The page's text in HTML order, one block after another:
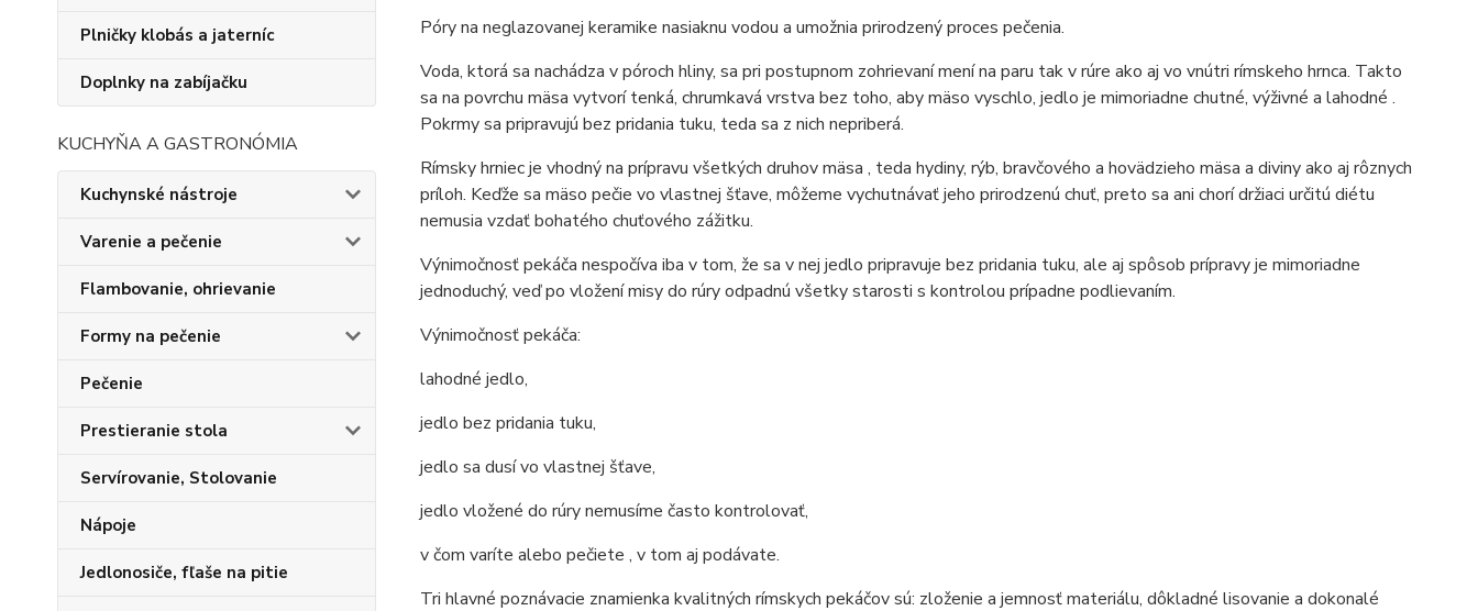
Plničky klobás a jaterníc
Doplnky na zabíjačku
KUCHYŇA A GASTRONÓMIA
Kuchynské nástroje
Varenie a pečenie
Flambovanie, ohrievanie
Formy na pečenie
Pečenie
Prestieranie stola
Servírovanie, Stolovanie
Nápoje
Jedlonosiče, fľaše na pitie
Póry na neglazovanej keramike nasiaknu vodou a umožnia prirodzený proces pečenia.
Voda, ktorá sa nachádza v póroch hliny, sa pri postupnom zohrievaní mení na paru tak v rúre ako aj vo vnútri rímskeho hrnca. Takto
sa na povrchu mäsa vytvorí tenká, chrumkavá vrstva bez toho, aby mäso vyschlo, jedlo je mimoriadne chutné, výživné a lahodné .
Pokrmy sa pripravujú bez pridania tuku, teda sa z nich nepriberá.
Rímsky hrniec je vhodný na prípravu všetkých druhov mäsa , teda hydiny, rýb, bravčového a hovädzieho mäsa a diviny ako aj rôznych
príloh. Keďže sa mäso pečie vo vlastnej šťave, môžeme vychutnávať jeho prirodzenú chuť, preto sa ani chorí držiaci určitú diétu
nemusia vzdať bohatého chuťového zážitku.
Výnimočnosť pekáča nespočíva iba v tom, že sa v nej jedlo pripravuje bez pridania tuku, ale aj spôsob prípravy je mimoriadne
jednoduchý, veď po vložení misy do rúry odpadnú všetky starosti s kontrolou prípadne podlievaním.
Výnimočnosť pekáča:
lahodné jedlo,
jedlo bez pridania tuku,
jedlo sa dusí vo vlastnej šťave,
jedlo vložené do rúry nemusíme často kontrolovať,
v čom varíte alebo pečiete , v tom aj podávate.
Tri hlavné poznávacie znamienka kvalitných rímskych pekáčov sú: zloženie a jemnosť materiálu, dôkladné lisovanie a dokonalé